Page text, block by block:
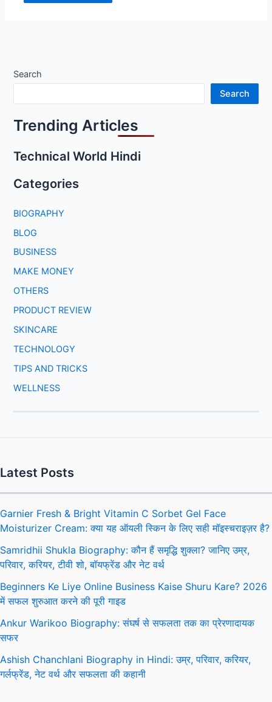
Search
Search
Trending Articles
Technical World Hindi
Categories
BIOGRAPHY
BLOG
BUSINESS
MAKE MONEY
OTHERS
PRODUCT REVIEW
SKINCARE
TECHNOLOGY
TIPS AND TRICKS
WELLNESS
Latest Posts
Garnier Fresh & Bright Vitamin C Sorbet Gel Face
Moisturizer Cream: क्या यह ऑयली स्किन के लिए सही मॉइस्चराइज़र है?
Samridhii Shukla Biography: कौन हैं समृद्धि शुक्ला? जानिए उम्र,
परिवार, करियर, टीवी शो, बॉयफ्रेंड और नेट वर्थ
Beginners Ke Liye Online Business Kaise Shuru Kare? 2026
में सफल शुरुआत करने की पूरी गाइड
Ankur Warikoo Biography: संघर्ष से सफलता तक का प्रेरणादायक
सफर
Ashish Chanchlani Biography in Hindi: उम्र, परिवार, करियर,
गर्लफ्रेंड, नेट वर्थ और सफलता की कहानी